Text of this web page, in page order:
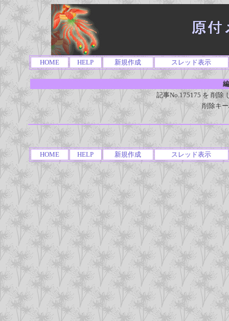
HOME HELP 新規作成 スレッド表示
記事No.175175 を 削除
削除キ
HOME HELP 新規作成 スレッド表示